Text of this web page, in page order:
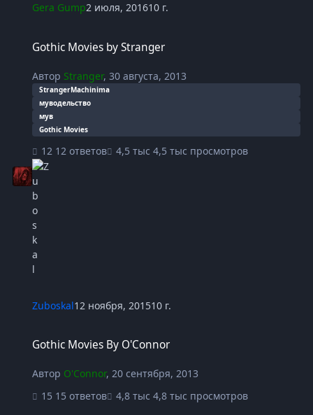
Gera Gump2 июля, 201610 г.
Gothic Movies by Stranger
Автор Stranger,30 августа, 2013
StrangerMachinima
муводельство
мув
Gothic Movies
12 ответов 4,5 тыс просмотров
Zuboskal12 ноября, 201510 г.
Gothic Movies By O'Connor
Автор O'Connor,20 сентября, 2013
15 ответов
4,8 тыс просмотров